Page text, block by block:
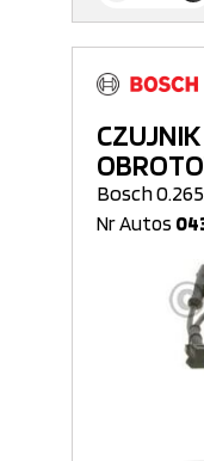
Bosch
Nr Autos